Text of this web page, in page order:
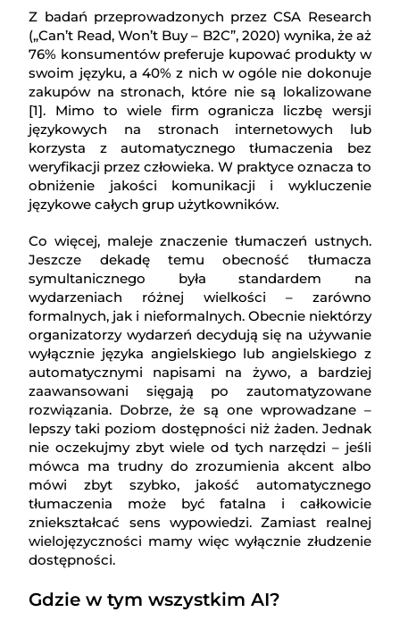
Z badań przeprowadzonych przez CSA Research
(„Can’t Read, Won’t Buy – B2C”, 2020) wynika, że aż
76% konsumentów preferuje kupować produkty w
swoim języku, a 40% z nich w ogóle nie dokonuje
zakupów na stronach, które nie są lokalizowane
[1]. Mimo to wiele firm ogranicza liczbę wersji
językowych na stronach internetowych lub
korzysta z automatycznego tłumaczenia bez
weryfikacji przez człowieka. W praktyce oznacza to
obniżenie jakości komunikacji i wykluczenie
językowe całych grup użytkowników.
Co więcej, maleje znaczenie tłumaczeń ustnych.
Jeszcze dekadę temu obecność tłumacza
symultanicznego była standardem na
wydarzeniach różnej wielkości – zarówno
formalnych, jak i nieformalnych. Obecnie niektórzy
organizatorzy wydarzeń decydują się na używanie
wyłącznie języka angielskiego lub angielskiego z
automatycznymi napisami na żywo, a bardziej
zaawansowani sięgają po zautomatyzowane
rozwiązania. Dobrze, że są one wprowadzane –
lepszy taki poziom dostępności niż żaden. Jednak
nie oczekujmy zbyt wiele od tych narzędzi – jeśli
mówca ma trudny do zrozumienia akcent albo
mówi zbyt szybko, jakość automatycznego
tłumaczenia może być fatalna i całkowicie
zniekształcać sens wypowiedzi. Zamiast realnej
wielojęzyczności mamy więc wyłącznie złudzenie
dostępności.
Gdzie w tym wszystkim AI?